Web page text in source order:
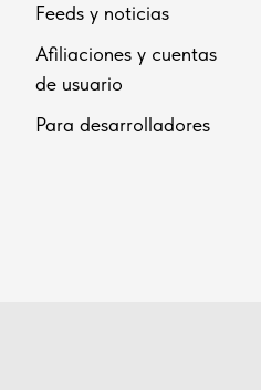
Feeds y noticias
Afiliaciones y cuentas
de usuario
Para desarrolladores